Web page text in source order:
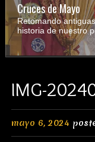
Cruces de Mayo
Retomando
historia de nuestro
IMG-
mayo 6, 2024